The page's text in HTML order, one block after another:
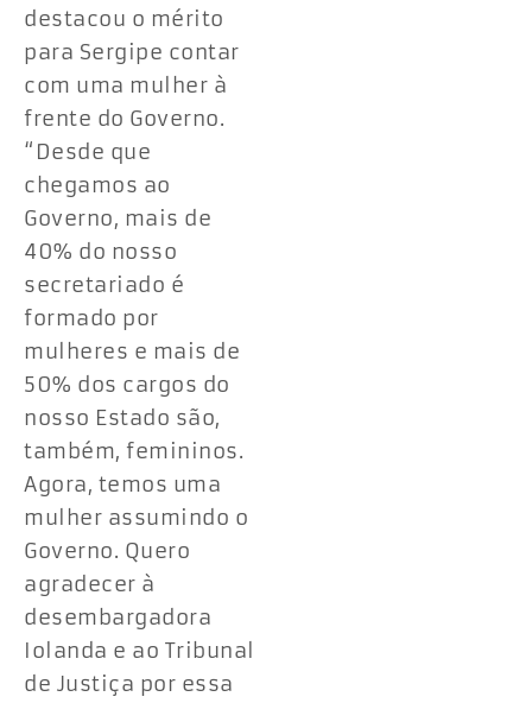
destacou o mérito
para Sergipe contar
com uma mulher à
frente do Governo.
“Desde que
chegamos ao
Governo, mais de
40% do nosso
secretariado é
formado por
mulheres e mais de
50% dos cargos do
nosso Estado são,
também, femininos.
Agora, temos uma
mulher assumindo o
Governo. Quero
agradecer à
desembargadora
Iolanda e ao Tribunal
de Justiça por essa